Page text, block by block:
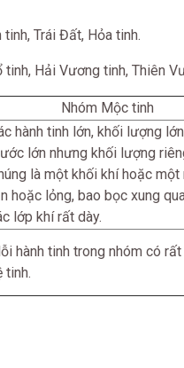
Trái Đất, Hỏa tinh.
Hải Vương tinh, Thiên
Nhóm Mộc tinh
hành tinh lớn, khối lượng
lớn nhưng khối lượng
là một khối khí hoặc một
hoặc lỏng, bao bọc xung
lớp khí rất dày.
hành tinh trong nhóm có rất
tinh.